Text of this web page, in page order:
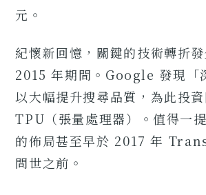
元。
紀懷新回憶，關鍵的技術轉折
2015 年期間。Google 發現「
以大幅提升搜尋品質，為此投
TPU（張量處理器）。值得一
的佈局甚至早於 2017 年
問世之前。